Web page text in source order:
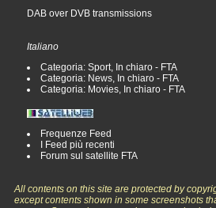
DAB over DVB transmissions
Italiano
Categoria: Sport, In chiaro - FTA
Categoria: News, In chiaro - FTA
Categoria: Movies, In chiaro - FTA
Frequenze Feed
I Feed più recenti
Forum sul satellite FTA
All contents on this site are protected by
except contents shown in some screenshots